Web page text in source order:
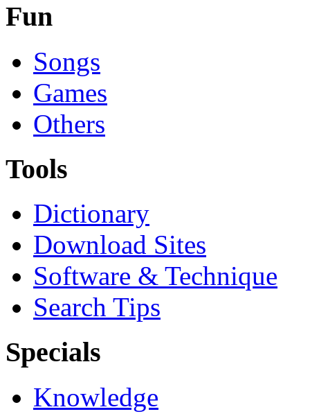
Fun
Songs
Games
Others
Tools
Dictionary
Download Sites
Software & Technique
Search Tips
Specials
Knowledge